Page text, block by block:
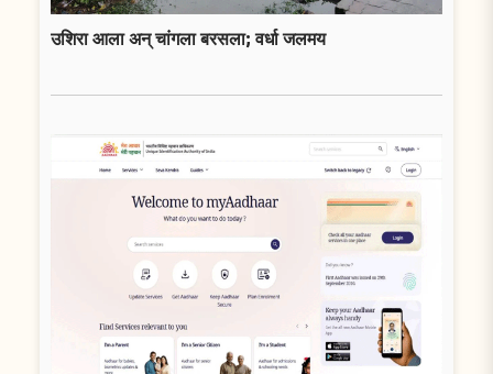
उशिरा आला अन् चांगला बरसला; वर्धा जलमय